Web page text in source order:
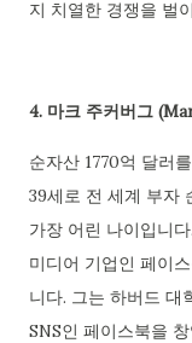
지 치열한 경쟁을 벌
4. 마크 주커버그
순자산 1770억 달러
39세로 전 세계 부자
가장 어린 나이입니
미디어 기업인 페이
니다. 그는 하버드 대
SNS인 페이스북을